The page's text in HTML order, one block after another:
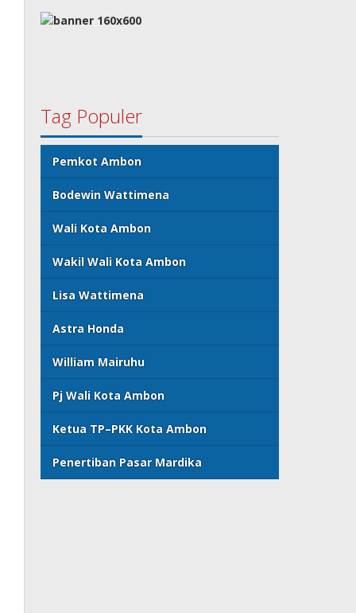
Tag Populer
Pemkot Ambon
Bodewin Wattimena
Wali Kota Ambon
Wakil Wali Kota Ambon
Lisa Wattimena
Astra Honda
William Mairuhu
Pj Wali Kota Ambon
Ketua TP–PKK Kota Ambon
Penertiban Pasar Mardika